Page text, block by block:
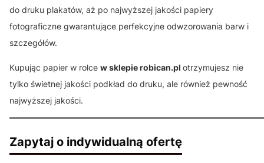
do druku plakatów, aż po najwyższej jakości papiery
fotograficzne gwarantujące perfekcyjne odwzorowania barw i
szczegółów.
Kupując papier w rolce w sklepie robican.pl otrzymujesz nie
tylko świetnej jakości podkład do druku, ale również pewność
najwyższej jakości.
Zapytaj o indywidualną ofertę